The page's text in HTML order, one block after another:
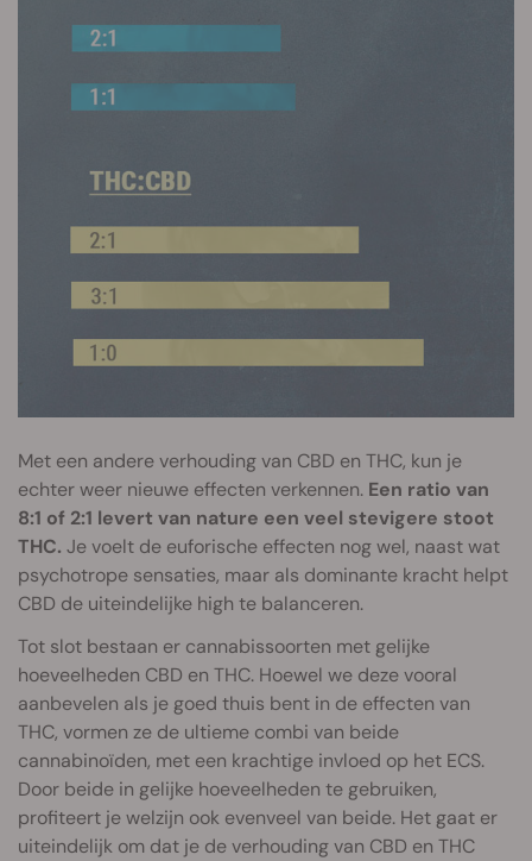
Met een andere verhouding van CBD en THC, kun je
echter weer nieuwe effecten verkennen. Een ratio van
8:1 of 2:1 levert van nature een veel stevigere stoot
THC. Je voelt de euforische effecten nog wel, naast wat
psychotrope sensaties, maar als dominante kracht helpt
CBD de uiteindelijke high te balanceren.
Tot slot bestaan er cannabissoorten met gelijke
hoeveelheden CBD en THC. Hoewel we deze vooral
aanbevelen als je goed thuis bent in de effecten van
THC, vormen ze de ultieme combi van beide
cannabinoïden, met een krachtige invloed op het ECS.
Door beide in gelijke hoeveelheden te gebruiken,
profiteert je welzijn ook evenveel van beide. Het gaat er
uiteindelijk om dat je de verhouding van CBD en THC